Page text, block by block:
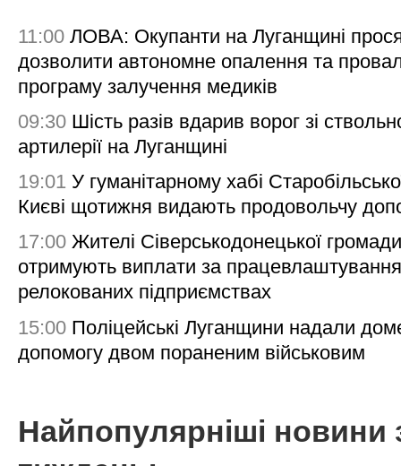
11:00 ЛОВА: Окупанти на Луганщині
дозволити автономне опалення та
програму залучення медиків
09:30 Шість разів вдарив ворог зі
артилерії на Луганщині
19:01 У гуманітарному хабі
Києві щотижня видають продовольчу
17:00 Жителі Сіверськодонецької
отримують виплати за
релокованих підприємствах
15:00 Поліцейські Луганщини надали
допомогу двом пораненим військовим
Найпопулярніші новини